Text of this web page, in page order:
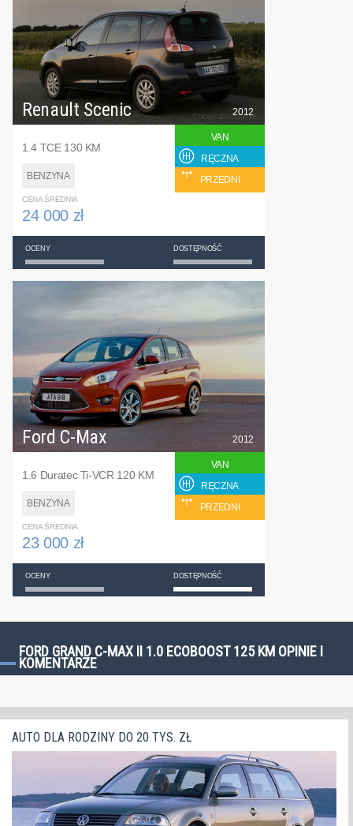
Renault Scenic
1.4 TCE 130 KM
BENZYNA
2012
VAN
RĘCZNA
PRZEDNI
CENA ŚREDNIA
24 000 zł
OCENY DOSTĘPNOŚĆ
Ford C-Max
1.6 Duratec Ti-VCR 120 KM
BENZYNA
2012
VAN
RĘCZNA
PRZEDNI
CENA ŚREDNIA
23 000 zł
OCENY DOSTĘPNOŚĆ
FORD GRAND C-MAX II 1.0 ECOBOOST 125 KM OPINIE I
KOMENTARZE
AUTO DLA RODZINY DO 20 TYS. ZŁ